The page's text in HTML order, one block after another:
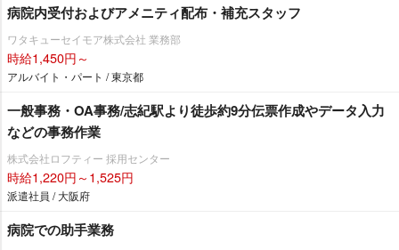
病院内受付およびアメニティ配布・補充スタッフ
ワタキューセイモア株式会社 業務部
時給1,450円～
アルバイト・パート / 東京都
一般事務・OA事務/志紀駅より徒歩約9分伝票作成やデータ入力
などの事務作業
株式会社ロフティー 採用センター
時給1,220円～1,525円
派遣社員 / 大阪府
病院での助手業務